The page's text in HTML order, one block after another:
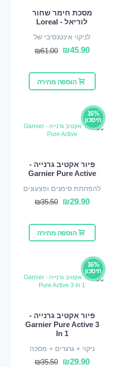
מסכת חימר שחור
לוריאל - Loreal
לניקוי אינטנסיבי של
נקבוביות
₪45.90
₪61.00
הוספה מהירה
16%
חיסכון
פיור אקטיב גרנייה -
Garnier Pure Active
להפחתת סימנים ופצעונים
₪29.90
₪35.50
הוספה מהירה
16%
חיסכון
פיור אקטיב גרנייה -
Garnier Pure Active 3
In 1
ניקוי + גרגרים + מסכה
₪29.90
₪35.50